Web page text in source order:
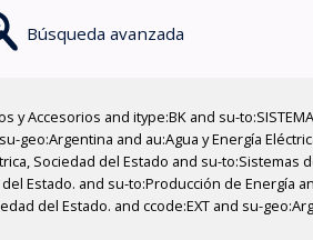
Búsqueda avanzada
and itype:BK and su-
and au:Agua y Energía
Sociedad del Estado and su-to:Sistemas
Estado. and su-to:Producción de Energía
del Estado. and ccode:EXT and su-